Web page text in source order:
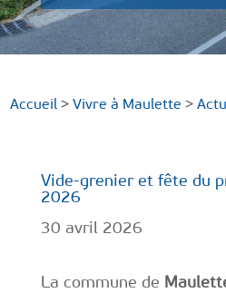
Accueil >Vivre à Maulette >
Vide-grenier et fête du
2026
30 avril 2026
La commune de